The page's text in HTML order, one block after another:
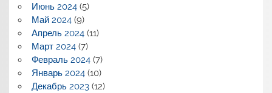
Июнь 2024(5)
Май 2024(9)
Апрель 2024(11)
Март 2024(7)
Февраль 2024(7)
Январь 2024(10)
Декабрь 2023(12)